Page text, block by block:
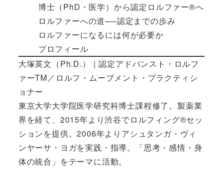
博士（PhD・医学）から認定ロルファー®へ
ロルファーへの道──認定までの歩み
ロルファーになるには何が必要か
プロフィール
大塚英文（Ph.D.）｜認定アドバンスト・ロルフ
ァーTM／ロルフ・ムーブメント・プラクティシ
ョナー
東京大学大学院医学研究科博士課程修了。製薬業
界を経て、2015年より渋谷でロルフィング®セッ
ションを提供。2006年よりアシュタンガ・ヴィ
ンヤーサ・ヨガを実践・指導。「思考・感情・身
体の統合」をテーマに活動。